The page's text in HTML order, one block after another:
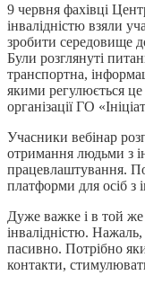
9 червня фахівці
інвалідністю взяли
зробити середовище
Були розглянуті
транспортна,
якими регулюється
організації ГО
Учасники вебінар
отримання людьми з
працевлаштування.
платформи для осіб з
Дуже важке і в той же
інвалідністю. Нажаль,
пасивно. Потрібно
контакти,